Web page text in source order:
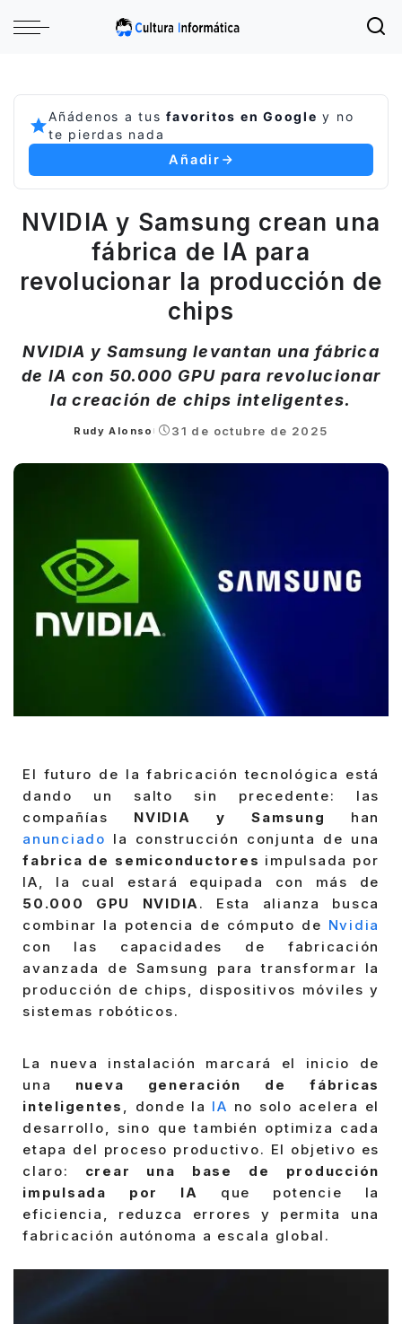
Añádenos a tusfavoritos en Google y no
te pierdas nada
Añadir
NVIDIA y Samsung crean una
fábrica de IA para
revolucionar la producción de
chips
NVIDIA y Samsung levantan una fábrica
de IA con 50.000 GPU para revolucionar
la creación de chips inteligentes.
Posted
Rudy Alonso 31 de octubre de 2025
El futuro de la fabricación tecnológica está
dando un salto sin precedente: las
compañías NVIDIA y Samsung han
anunciado la construcción conjunta de una
fabrica de semiconductores impulsada por
IA, la cual estará equipada con más de
50.000 GPU NVIDIA. Esta alianza busca
combinar la potencia de cómputo de Nvidia
con las capacidades de fabricación
avanzada de Samsung para transformar la
producción de chips, dispositivos móviles y
sistemas robóticos.
La nueva instalación marcará el inicio de
una nueva generación de fábricas
inteligentes , donde la IA no solo acelera el
desarrollo, sino que también optimiza cada
etapa del proceso productivo. El objetivo es
claro: crear una base de producción
impulsada por IA que potencie la
eficiencia, reduzca errores y permita una
fabricación autónoma a escala global.